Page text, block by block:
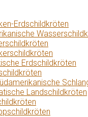
Erdschildkröten
Erdschildkröten
Landschildkröten